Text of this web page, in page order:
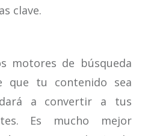
clave.
motores de búsqueda
que tu contenido sea
a convertir a tus
Es mucho mejor